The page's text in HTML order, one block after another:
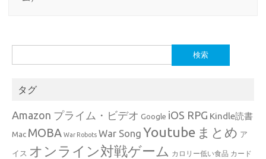
索:
タグ
Amazon プライム・ビデオ Google iOS RPG Kindle読書
Mac MOBA War Robots War Song Youtube まとめ ア
イス オンライン対戦ゲーム カロリー低い食品 カード